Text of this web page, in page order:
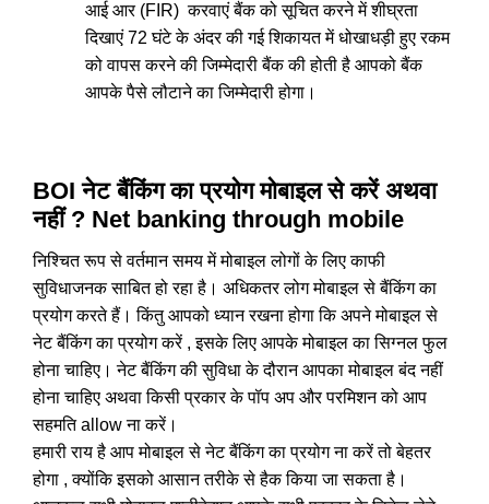
आई आर (FIR) करवाएं बैंक को सूचित करने में शीघ्रता
दिखाएं 72 घंटे के अंदर की गई शिकायत में धोखाधड़ी हुए रकम
को वापस करने की जिम्मेदारी बैंक की होती है आपको बैंक
आपके पैसे लौटाने का जिम्मेदारी होगा।
BOI नेट बैंकिंग का प्रयोग मोबाइल से करें अथवा
नहीं ? Net banking through mobile
निश्चित रूप से वर्तमान समय में मोबाइल लोगों के लिए काफी
सुविधाजनक साबित हो रहा है। अधिकतर लोग मोबाइल से बैंकिंग का
प्रयोग करते हैं। किंतु आपको ध्यान रखना होगा कि अपने मोबाइल से
नेट बैंकिंग का प्रयोग करें , इसके लिए आपके मोबाइल का सिग्नल फुल
होना चाहिए। नेट बैंकिंग की सुविधा के दौरान आपका मोबाइल बंद नहीं
होना चाहिए अथवा किसी प्रकार के पॉप अप और परमिशन को आप
सहमति allow ना करें।
हमारी राय है आप मोबाइल से नेट बैंकिंग का प्रयोग ना करें तो बेहतर
होगा , क्योंकि इसको आसान तरीके से हैक किया जा सकता है।